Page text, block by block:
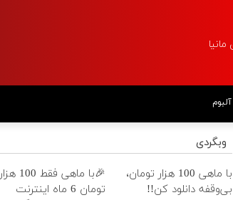
آلبوم
وبگردی
با ماهی 100 هزار تومان،
بی‌وقفه دانلود کن!!
🎉با ماهی فقط 100 هزار
تومان 6 ماه اینترنت